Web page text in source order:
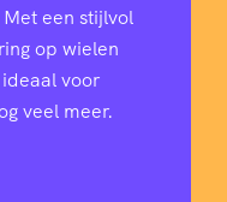
een stijlvol
op wielen
voor
veel meer.